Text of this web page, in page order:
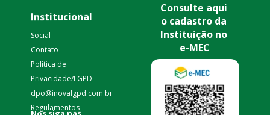
Social
Contato
Política de
Privacidade/LGPD
dpo@inovalgpd.com.br
Regulamentos
Institucional
Consulte aqui
o cadastro da
Instituição no
e-MEC